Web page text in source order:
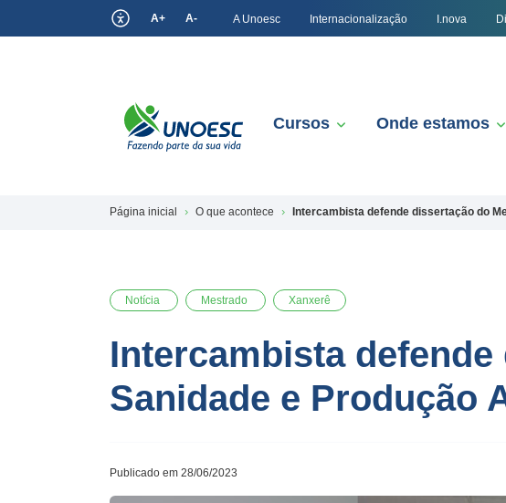
A+ A- A Unoesc Internacionalização I.nova
Cursos Onde estamos
Página inicial O que acontece Intercambista defende dissertação do
Notícia Mestrado Xanxerê
Intercambista
Sanidade e Produção
Publicado em 28/06/2023